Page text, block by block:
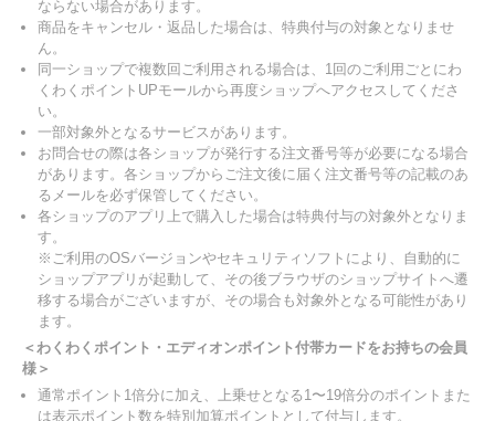
ならない場合があります。
商品をキャンセル・返品した場合は、特典付与の対象となりませ
ん。
同一ショップで複数回ご利用される場合は、1回のご利用ごとにわ
くわくポイントUPモールから再度ショップへアクセスしてくださ
い。
一部対象外となるサービスがあります。
お問合せの際は各ショップが発行する注文番号等が必要になる場合
があります。各ショップからご注文後に届く注文番号等の記載のあ
るメールを必ず保管してください。
各ショップのアプリ上で購入した場合は特典付与の対象外となりま
す。
※ご利用のOSバージョンやセキュリティソフトにより、自動的に
ショップアプリが起動して、その後ブラウザのショップサイトへ遷
移する場合がございますが、その場合も対象外となる可能性があり
ます。
＜わくわくポイント・エディオンポイント付帯カードをお持ちの会員
様＞
通常ポイント1倍分に加え、上乗せとなる1〜19倍分のポイントまた
は表示ポイント数を特別加算ポイントとして付与します。